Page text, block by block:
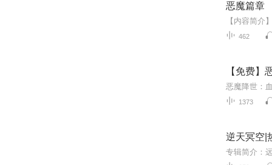
恶魔篇章
462
【免费】
1373
逆天冥空|